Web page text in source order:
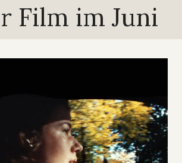
Film im Juni